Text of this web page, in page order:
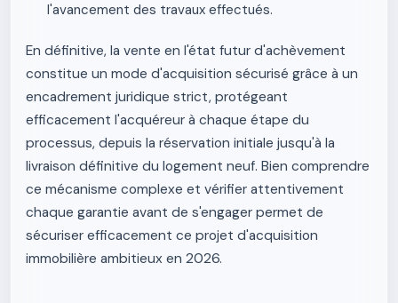
l'avancement des travaux effectués.
En définitive, la vente en l'état futur d'achèvement
constitue un mode d'acquisition sécurisé grâce à un
encadrement juridique strict, protégeant
efficacement l'acquéreur à chaque étape du
processus, depuis la réservation initiale jusqu'à la
livraison définitive du logement neuf. Bien comprendre
ce mécanisme complexe et vérifier attentivement
chaque garantie avant de s'engager permet de
sécuriser efficacement ce projet d'acquisition
immobilière ambitieux en 2026.